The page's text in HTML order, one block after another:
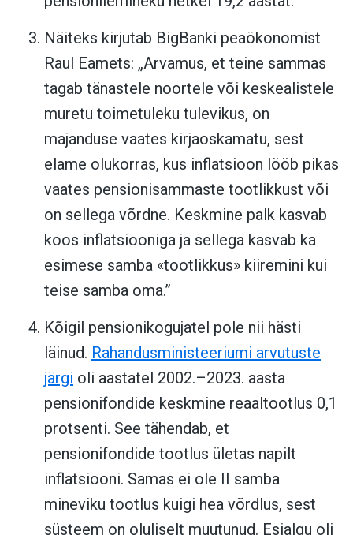
Näiteks kirjutab BigBanki peaökonomist
Raul Eamets: „Arvamus, et teine sammas
tagab tänastele noortele või keskealistele
muretu toimetuleku tulevikus, on
majanduse vaates kirjaoskamatu, sest
elame olukorras, kus inflatsioon lööb pikas
vaates pensionisammaste tootlikkust või
on sellega võrdne. Keskmine palk kasvab
koos inflatsiooniga ja sellega kasvab ka
esimese samba «tootlikkus» kiiremini kui
teise samba oma.”
Kõigil pensionikogujatel pole nii hästi
läinud. Rahandusministeeriumi arvutuste
järgi oli aastatel 2002.–2023. aasta
pensionifondide keskmine reaaltootlus 0,1
protsenti. See tähendab, et
pensionifondide tootlus ületas napilt
inflatsiooni. Samas ei ole II samba
mineviku tootlus kuigi hea võrdlus, sest
süsteem on oluliselt muutunud. Esialgu oli